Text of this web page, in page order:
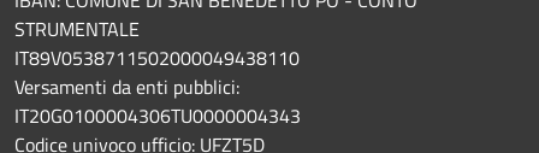
STRUMENTALE
IT89V0538711502000049438110
Versamenti da enti pubblici:
IT20G0100004306TU0000004343
Codice univoco ufficio: UFZT5D